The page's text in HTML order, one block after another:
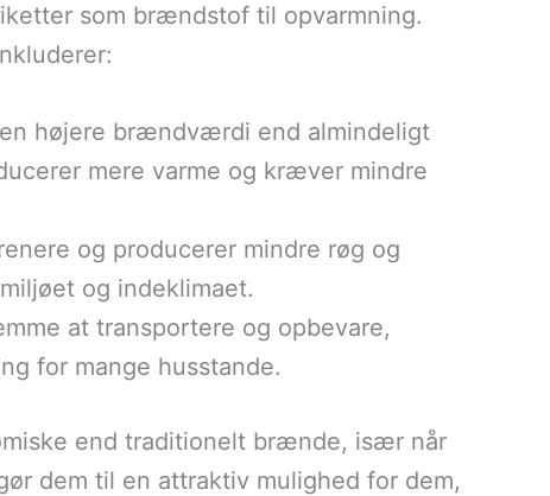
som brændstof til opvarmning.
højere brændværdi end almindeligt
mere varme og kræver mindre
og producerer mindre røg og
og indeklimaet.
at transportere og opbevare,
for mange husstande.
end traditionelt brænde, især når
dem til en attraktiv mulighed for dem,